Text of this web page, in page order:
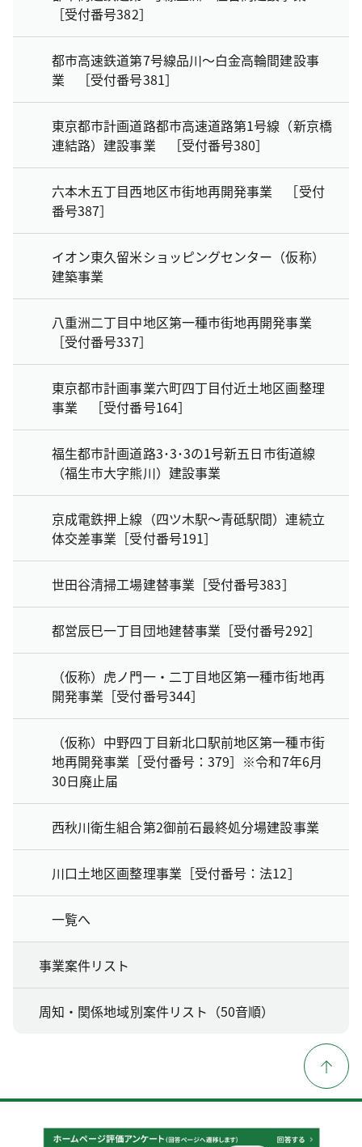
［受付番号382］
都市高速鉄道第7号線品川～白金高輪間建設事
業 ［受付番号381］
東京都市計画道路都市高速道路第1号線（新京橋
連結路）建設事業 ［受付番号380］
六本木五丁目西地区市街地再開発事業 ［受付
番号387］
イオン東久留米ショッピングセンター（仮称）
建築事業
八重洲二丁目中地区第一種市街地再開発事業
［受付番号337］
東京都市計画事業六町四丁目付近土地区画整理
事業 ［受付番号164］
福生都市計画道路3･3･3の1号新五日市街道線
（福生市大字熊川）建設事業
京成電鉄押上線（四ツ木駅～青砥駅間）連続立
体交差事業［受付番号191］
世田谷清掃工場建替事業［受付番号383］
都営辰巳一丁目団地建替事業［受付番号292］
（仮称）虎ノ門一・二丁目地区第一種市街地再
開発事業［受付番号344］
（仮称）中野四丁目新北口駅前地区第一種市街
地再開発事業［受付番号：379］※令和7年6月
30日廃止届
西秋川衛生組合第2御前石最終処分場建設事業
川口土地区画整理事業［受付番号：法12］
一覧へ
事業案件リスト
周知・関係地域別案件リスト（50音順）